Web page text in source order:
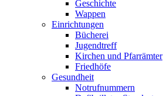
Geschichte
Wappen
Einrichtungen
Bücherei
Jugendtreff
Kirchen und Pfarrämter
Friedhöfe
Gesundheit
Notrufnummern